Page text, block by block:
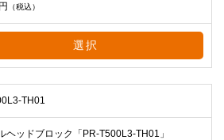
円 （税込）
選択
TH01
ヘッドブロック「PR-T500L3-TH01」